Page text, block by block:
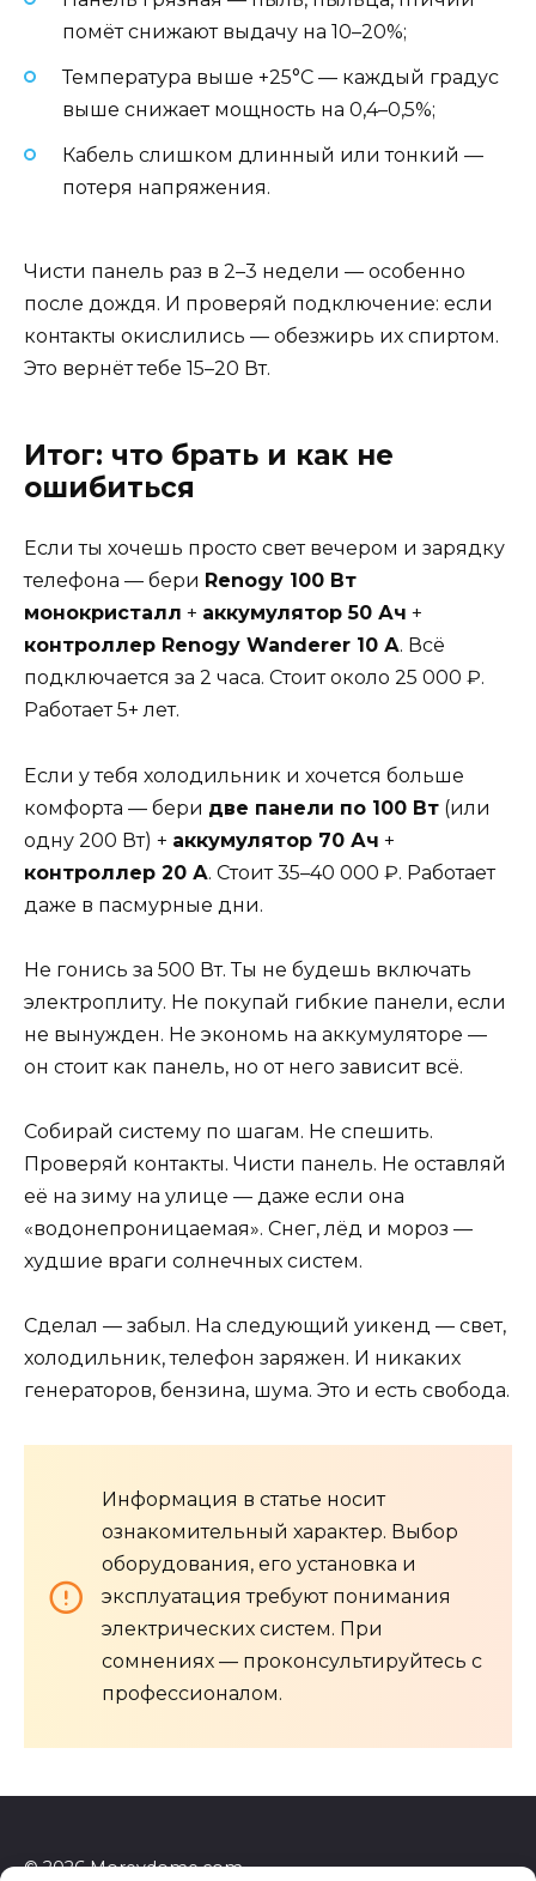
помёт снижают выдачу на 10–20%;
Температура выше +25°C — каждый градус
выше снижает мощность на 0,4–0,5%;
Кабель слишком длинный или тонкий —
потеря напряжения.
Чисти панель раз в 2–3 недели — особенно
после дождя. И проверяй подключение: если
контакты окислились — обезжирь их спиртом.
Это вернёт тебе 15–20 Вт.
Итог: что брать и как не
ошибиться
Если ты хочешь просто свет вечером и зарядку
телефона — бери Renogy 100 Вт
монокристалл + аккумулятор 50 Ач +
контроллер Renogy Wanderer 10 А. Всё
подключается за 2 часа. Стоит около 25 000 ₽.
Работает 5+ лет.
Если у тебя холодильник и хочется больше
комфорта — бери две панели по 100 Вт (или
одну 200 Вт) + аккумулятор 70 Ач +
контроллер 20 А. Стоит 35–40 000 ₽. Работает
даже в пасмурные дни.
Не гонись за 500 Вт. Ты не будешь включать
электроплиту. Не покупай гибкие панели, если
не вынужден. Не экономь на аккумуляторе —
он стоит как панель, но от него зависит всё.
Собирай систему по шагам. Не спешить.
Проверяй контакты. Чисти панель. Не оставляй
её на зиму на улице — даже если она
«водонепроницаемая». Снег, лёд и мороз —
худшие враги солнечных систем.
Сделал — забыл. На следующий уикенд — свет,
холодильник, телефон заряжен. И никаких
генераторов, бензина, шума. Это и есть свобода.
Информация в статье носит
ознакомительный характер. Выбор
оборудования, его установка и
эксплуатация требуют понимания
электрических систем. При
сомнениях — проконсультируйтесь с
профессионалом.
© 2026 Morevdome.com